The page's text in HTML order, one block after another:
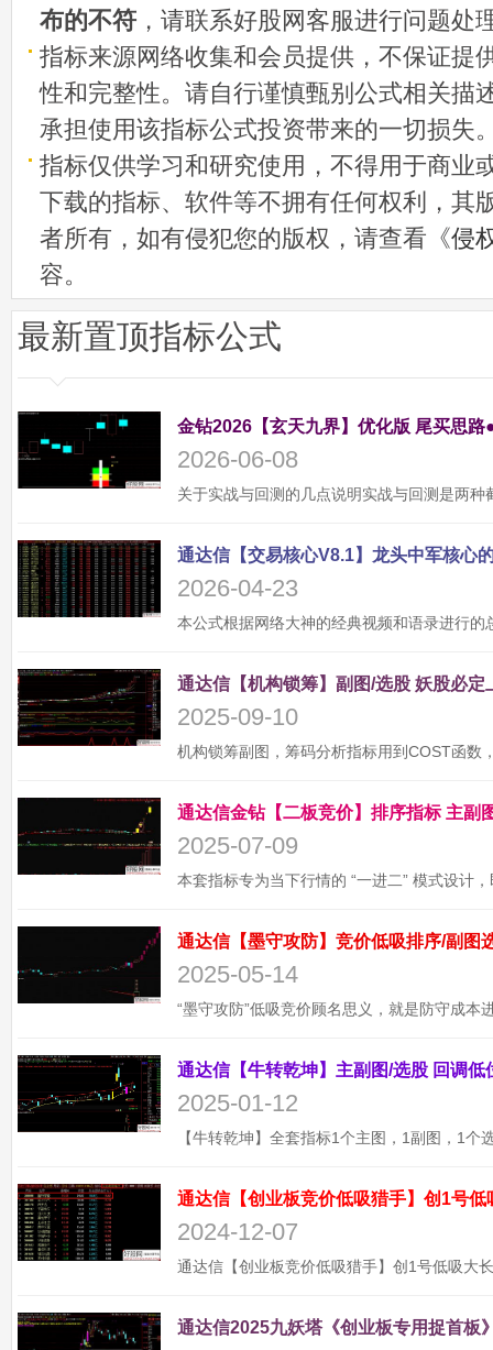
布的不符 ，请联系好股网客服进行问题处
指标来源网络收集和会员提供，不保证提
性和完整性。请自行谨慎甄别公式相关描
承担使用该指标公式投资带来的一切损失
指标仅供学习和研究使用，不得用于商业
下载的指标、软件等不拥有任何权利，其
者所有，如有侵犯您的版权，请查看《侵
容。
最新置顶指标公式
金钻2026【玄天九界】优化版 尾买思
2026-06-08
2026-04-23
2025-09-10
2025-07-09
2025-05-14
2025-01-12
通达信【创业板竞价低吸猎手】创1号
2024-12-07
通达信2025九妖塔《创业板专用捉首板